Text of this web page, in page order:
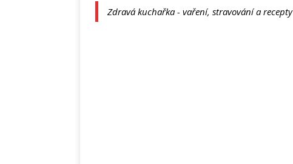
Zdravá kuchařka - vaření, stravování a recepty